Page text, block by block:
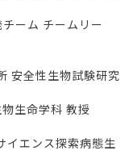
チームリー
全性生物試験研究
命学科 教授
ンス探索病態生